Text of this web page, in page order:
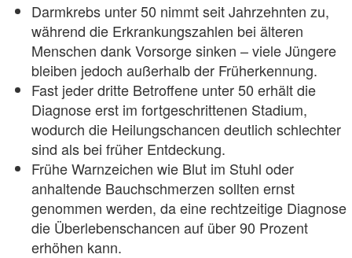
Darmkrebs unter 50 nimmt seit Jahrzehnten zu,
während die Erkrankungszahlen bei älteren
Menschen dank Vorsorge sinken – viele Jüngere
bleiben jedoch außerhalb der Früherkennung.
Fast jeder dritte Betroffene unter 50 erhält die
Diagnose erst im fortgeschrittenen Stadium,
wodurch die Heilungschancen deutlich schlechter
sind als bei früher Entdeckung.
Frühe Warnzeichen wie Blut im Stuhl oder
anhaltende Bauchschmerzen sollten ernst
genommen werden, da eine rechtzeitige Diagnose
die Überlebenschancen auf über 90 Prozent
erhöhen kann.